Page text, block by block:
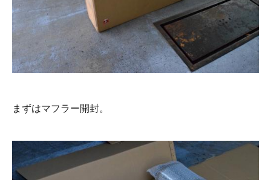
まずはマフラー開封。